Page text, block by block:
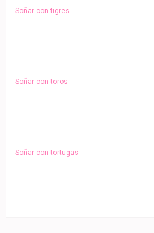
Soñar con tigres
Soñar con toros
Soñar con tortugas